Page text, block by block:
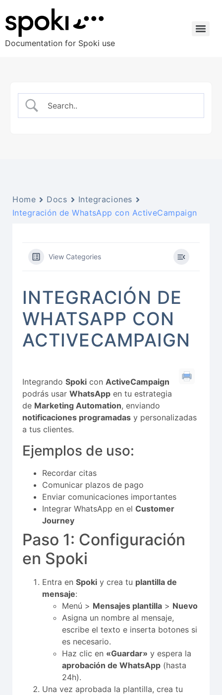
Documentation for Spoki use
Home Docs
Integraciones
Integración de WhatsApp con ActiveCampaign
View Categories
INTEGRACIÓN DE
WHATSAPP CON
ACTIVECAMPAIGN
Integrando Spoki con ActiveCampaign
podrás usar WhatsApp en tu estrategia
de Marketing Automation, enviando
notificaciones programadas y personalizadas
a tus clientes.
Ejemplos de uso:
Recordar citas
Comunicar plazos de pago
Enviar comunicaciones importantes
Integrar WhatsApp en el Customer
Journey
Paso 1: Configuración
en Spoki
Entra en Spoki y crea tu plantilla de
mensaje:
Menú > Mensajes plantilla > Nuevo
Asigna un nombre al mensaje,
escribe el texto e inserta botones si
es necesario.
Haz clic en «Guardar» y espera la
aprobación de WhatsApp (hasta
24h).
Una vez aprobada la plantilla, crea tu